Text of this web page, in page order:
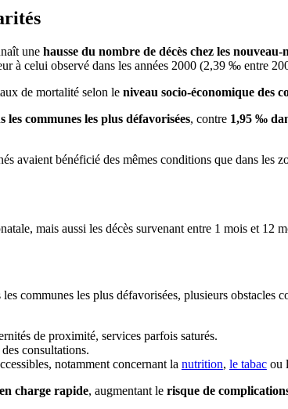
une hausse du nombre de décès chez les nouveau-
à celui observé dans les années 2000 (2,39 ‰ entre
de mortalité selon le niveau socio-économique des
les communes les plus défavorisées, contre 1,95 ‰
avaient bénéficié des mêmes conditions que dans les
mais aussi les décès survenant entre 1 mois et 12
les communes les plus défavorisées, plusieurs obstacles
de proximité, services parfois saturés.
consultations.
notamment concernant la nutrition, le tabacou
charge rapide, augmentant le risque de